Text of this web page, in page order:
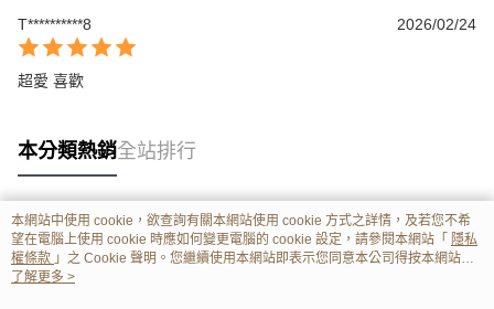
T**********8
2026/02/24
超愛 喜歡
本分類熱銷全站排行
熱門標籤
本網站中使用 cookie，欲查詢有關本網站使用 cookie 方式之詳情，及若您不希
望在電腦上使用 cookie 時應如何變更電腦的 cookie 設定，請參閱本網站「 隱私
權條款 」之 Cookie 聲明。您繼續使用本網站即表示您同意本公司得按本網站使
用條款之 Cookie 聲明使用 cookie。
了解更多 >